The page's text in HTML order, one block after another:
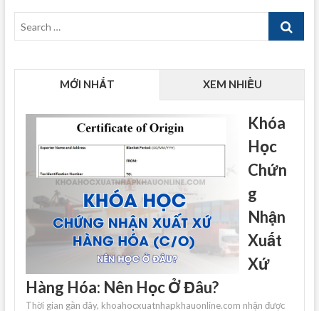
Search
MỚI NHẤT XEM NHIỀU
Khóa
Học
Chứn
g
Nhận
Xuất
Xứ
Hàng Hóa: Nên Học Ở Đâu?
Thời gian gần đây, khoahocxuatnhapkhauonline.com nhận được